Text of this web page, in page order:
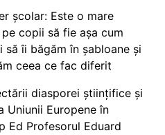
școlar: Este o mare
copii să fie așa cum
să îi băgăm în șabloane și
ceea ce fac diferit
diasporei științifice și
Uniunii Europene în
Ed Profesorul Eduard